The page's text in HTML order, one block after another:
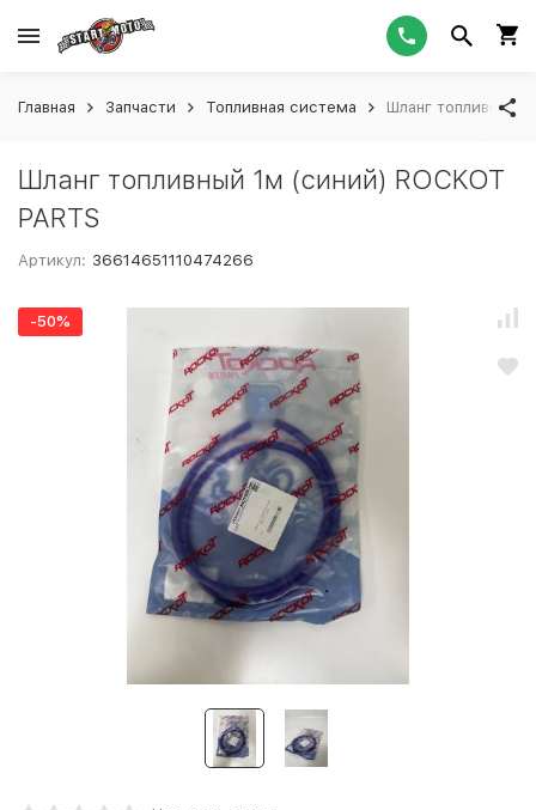
Главная Запчасти Топливная система Шланг топливный
Шланг топливный 1м (синий) ROCKOT
PARTS
Артикул: 36614651110474266
-50%